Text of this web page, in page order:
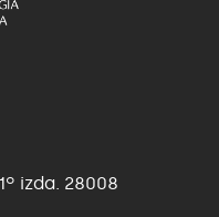
izda. 28008